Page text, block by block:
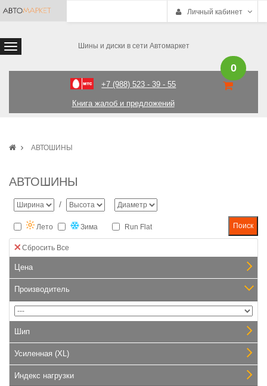
Личный кабинет
Шины и диски в сети Автомаркет
+7 (988) 523 - 39 - 55
Книга жалоб и предложений
0
АВТОШИНЫ
АВТОШИНЫ
/
Лето Зима Run Flat
Сбросить Все
Цена
Производитель
Шип
Усиленная (XL)
Индекс нагрузки